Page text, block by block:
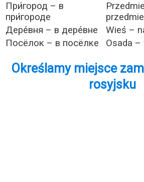
При́город – в
при́городе
Дере́вня – в дере́вне
Wieś –
Посёлок – в посёлке
Osada –
Określamy miejsce
rosyjsku